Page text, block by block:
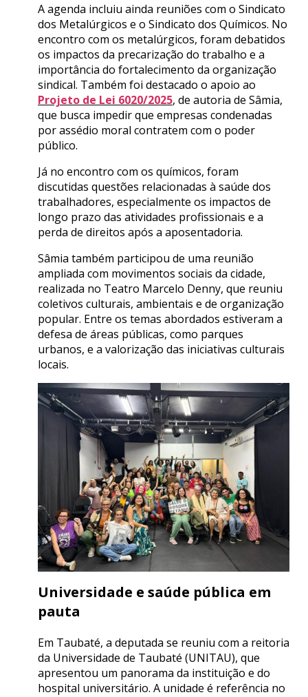
A agenda incluiu ainda reuniões com o Sindicato
dos Metalúrgicos e o Sindicato dos Químicos. No
encontro com os metalúrgicos, foram debatidos
os impactos da precarização do trabalho e a
importância do fortalecimento da organização
sindical. Também foi destacado o apoio ao
Projeto de Lei 6020/2025, de autoria de Sâmia,
que busca impedir que empresas condenadas
por assédio moral contratem com o poder
público.
Já no encontro com os químicos, foram
discutidas questões relacionadas à saúde dos
trabalhadores, especialmente os impactos de
longo prazo das atividades profissionais e a
perda de direitos após a aposentadoria.
Sâmia também participou de uma reunião
ampliada com movimentos sociais da cidade,
realizada no Teatro Marcelo Denny, que reuniu
coletivos culturais, ambientais e de organização
popular. Entre os temas abordados estiveram a
defesa de áreas públicas, como parques
urbanos, e a valorização das iniciativas culturais
locais.
Universidade e saúde pública em
pauta
Em Taubaté, a deputada se reuniu com a reitoria
da Universidade de Taubaté (UNITAU), que
apresentou um panorama da instituição e do
hospital universitário. A unidade é referência no